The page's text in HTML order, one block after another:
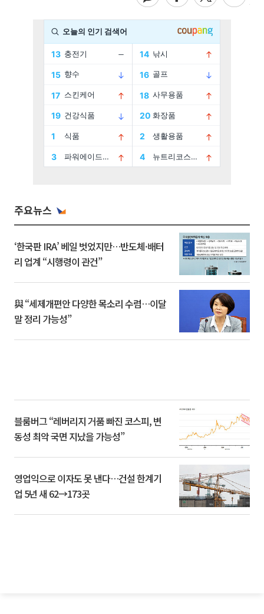
주요뉴스
‘한국판 IRA’ 베일 벗었지만…반도체·배터
리 업계 “시행령이 관건”
與 “세제개편안 다양한 목소리 수렴…이달
말 정리 가능성”
블룸버그 “레버리지 거품 빠진 코스피, 변
동성 최악 국면 지났을 가능성”
영업익으로 이자도 못 낸다…건설 한계기
업 5년 새 62→173곳